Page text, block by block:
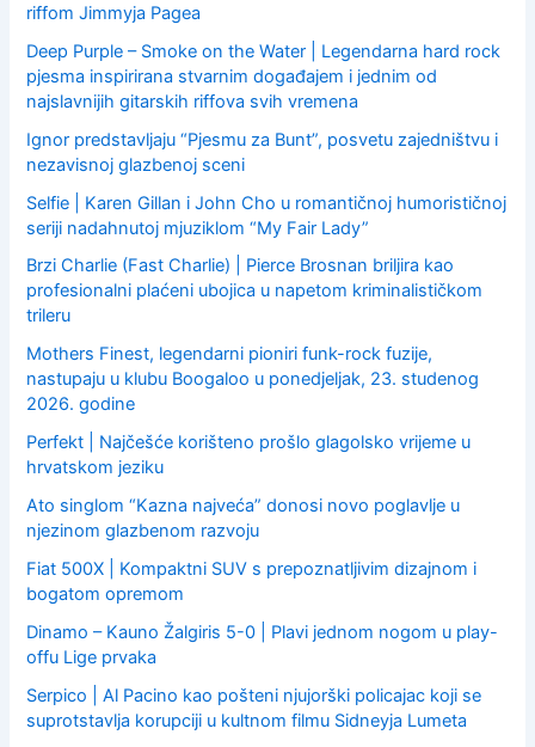
riffom Jimmyja Pagea
Deep Purple – Smoke on the Water | Legendarna hard rock
pjesma inspirirana stvarnim događajem i jednim od
najslavnijih gitarskih riffova svih vremena
Ignor predstavljaju “Pjesmu za Bunt”, posvetu zajedništvu i
nezavisnoj glazbenoj sceni
Selfie | Karen Gillan i John Cho u romantičnoj humorističnoj
seriji nadahnutoj mjuziklom “My Fair Lady”
Brzi Charlie (Fast Charlie) | Pierce Brosnan briljira kao
profesionalni plaćeni ubojica u napetom kriminalističkom
trileru
Mothers Finest, legendarni pioniri funk-rock fuzije,
nastupaju u klubu Boogaloo u ponedjeljak, 23. studenog
2026. godine
Perfekt | Najčešće korišteno prošlo glagolsko vrijeme u
hrvatskom jeziku
Ato singlom “Kazna najveća” donosi novo poglavlje u
njezinom glazbenom razvoju
Fiat 500X | Kompaktni SUV s prepoznatljivim dizajnom i
bogatom opremom
Dinamo – Kauno Žalgiris 5-0 | Plavi jednom nogom u play-
offu Lige prvaka
Serpico | Al Pacino kao pošteni njujorški policajac koji se
suprotstavlja korupciji u kultnom filmu Sidneyja Lumeta